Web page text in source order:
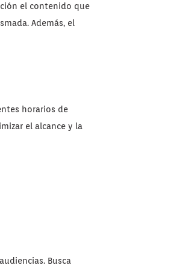
el contenido que
Además, el
horarios de
el alcance y la
Busca